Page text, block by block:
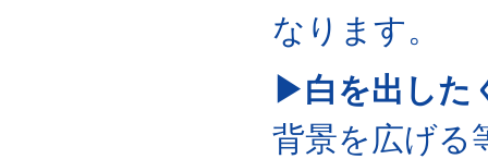
なります。
▶白を出した
背景を広げる